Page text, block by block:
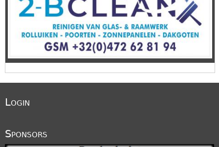
Login
Sponsors